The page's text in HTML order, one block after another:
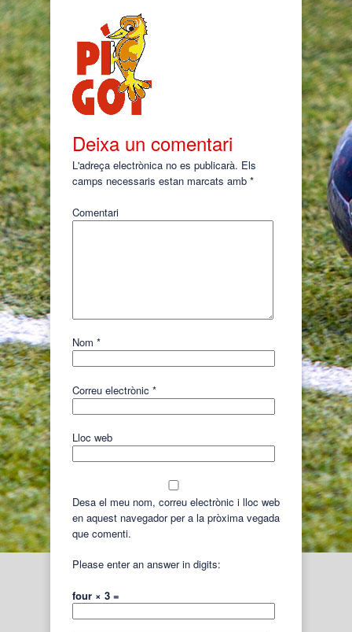
Deixa un comentari
L'adreça electrònica no es publicarà. Els
camps necessaris estan marcats amb *
Comentari
Nom *
Correu electrònic *
Lloc web
Desa el meu nom, correu electrònic i lloc web
en aquest navegador per a la pròxima vegada
que comenti.
Please enter an answer in digits:
four × 3 =